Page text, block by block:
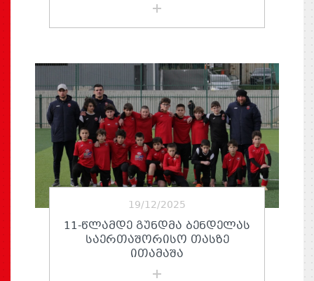
19/12/2025
11-ᲬᲚᲐᲛᲓᲔ ᲒᲣᲜᲓᲛᲐ ᲑᲔᲜᲓᲔᲚᲐᲡ
ᲡᲐᲔᲠᲗᲐᲨᲝᲠᲘᲡᲝ ᲗᲐᲡᲖᲔ
ᲘᲗᲐᲛᲐᲨᲐ